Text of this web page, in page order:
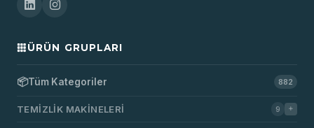
ÜRÜN GRUPLARI
📦Tüm Kategoriler 882
TEMIZLIK MAKINELERI 9